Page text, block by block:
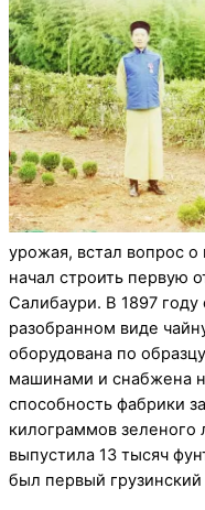
урожая, встал вопрос
начал строить первую
Салибаури. В 1897
разобранном виде
оборудована по
машинами и снабжена
способность фабрики
килограммов зеленого
выпустила 13 тысяч
был первый